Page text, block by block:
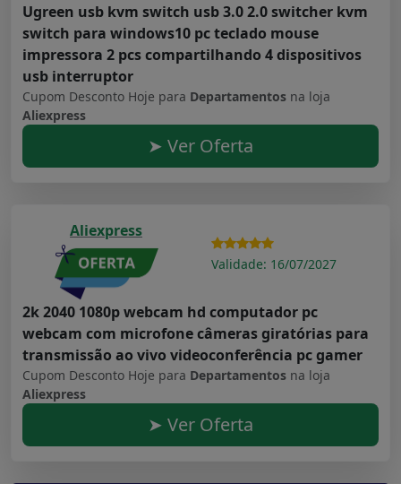
Ugreen usb kvm switch usb 3.0 2.0 switcher kvm
switch para windows10 pc teclado mouse
impressora 2 pcs compartilhando 4 dispositivos
usb interruptor
Cupom Desconto Hoje para Departamentos na loja
Aliexpress
➤ Ver Oferta
Aliexpress
Validade: 16/07/2027
2k 2040 1080p webcam hd computador pc
webcam com microfone câmeras giratórias para
transmissão ao vivo videoconferência pc gamer
Cupom Desconto Hoje para Departamentos na loja
Aliexpress
➤ Ver Oferta